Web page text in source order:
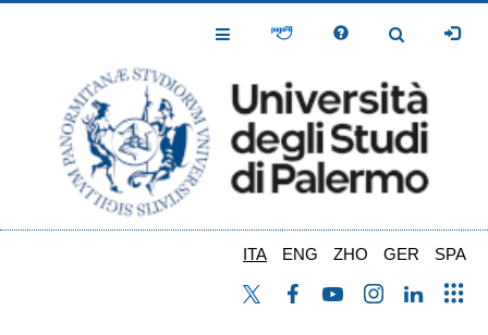
Toggle
Toggle
ITA ENG ZHO GER SPA